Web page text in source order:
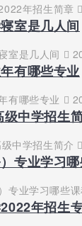
年招生简章
室是几人间
室是几人间
有哪些专业
有哪些专业
中学招生
中学招生简介
专业学习
专业学习哪些课
年招生